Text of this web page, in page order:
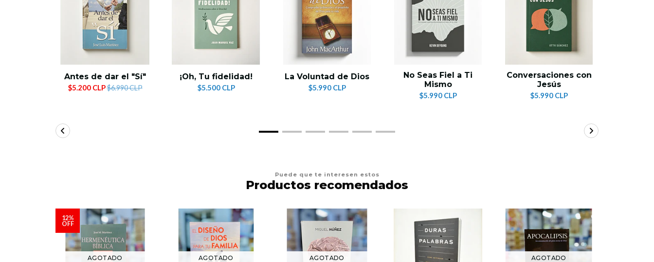
Antes de dar el "Sí"
$5.200 CLP$6.990 CLP
¡Oh, Tu fidelidad!
$5.500 CLP
La Voluntad de Dios
$5.990 CLP
No Seas Fiel a Ti
Mismo
$5.990 CLP
Conversaciones con
Jesús
$5.990 CLP
Puede que te interesen estos
Productos recomendados
12%
OFF
AGOTADO AGOTADO AGOTADO AGOTADO